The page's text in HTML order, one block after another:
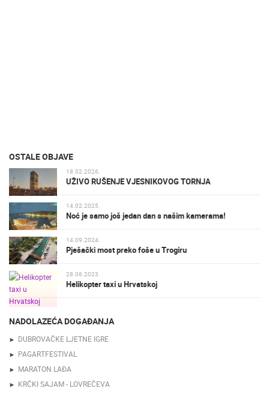
OSTALE OBJAVE
18.02.2026.
UŽIVO RUŠENJE VJESNIKOVOG TORNJA
14.02.2025.
Noć je samo još jedan dan s našim kamerama!
14.09.2024.
Pješački most preko foše u Trogiru
28.06.2023.
Helikopter taxi u Hrvatskoj
NADOLAZEĆA DOGAĐANJA
DUBROVAČKE LJETNE IGRE
PAGARTFESTIVAL
MARATON LAĐA
KRČKI SAJAM - LOVREČEVA